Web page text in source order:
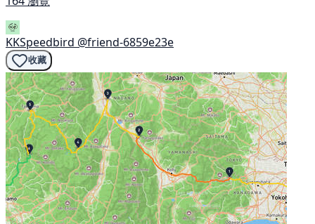
KKSpeedbird @friend-6859e23e
收藏